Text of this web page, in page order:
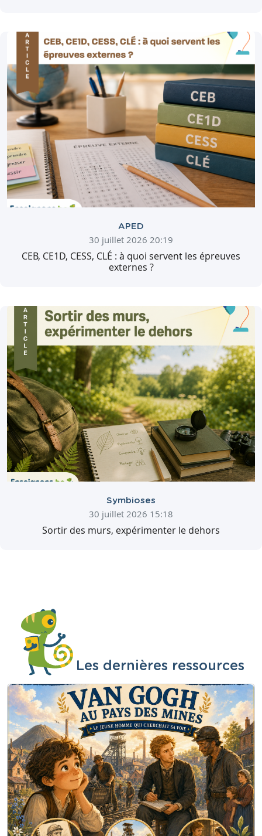
APED
30 juillet 2026 20:19
CEB, CE1D, CESS, CLÉ : à quoi servent les épreuves
externes ?
Symbioses
30 juillet 2026 15:18
Sortir des murs, expérimenter le dehors
Les dernières ressources